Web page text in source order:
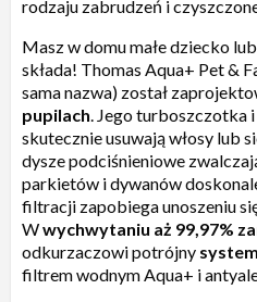
rodzaju zabrudzeń i
Masz w domu małe dziecko
składa! Thomas Aqua+ Pet &
sama nazwa) został
pupilach. Jego turboszczotka
skutecznie usuwają włosy lub
dysze podciśnieniowe
parkietów i dywanów
filtracji zapobiega unoszeniu
Wwychwytaniu aż 99,97%
odkurzaczowi potrójny
filtrem wodnym Aqua+ i